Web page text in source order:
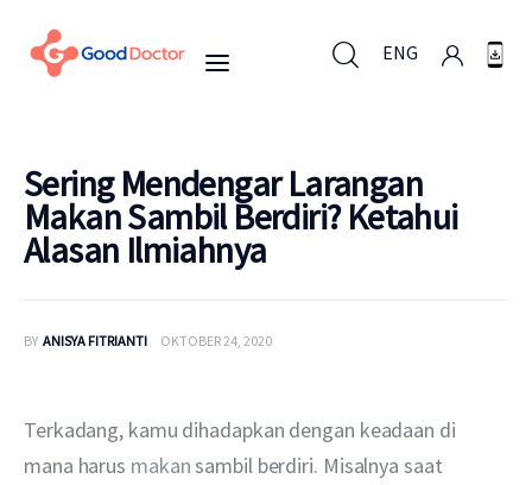
ENG
Untuk Bisnis
Berita
Sering Mendengar Larangan
Makan Sambil Berdiri? Ketahui
Alasan Ilmiahnya
BY ANISYA FITRIANTI OKTOBER 24, 2020
Terkadang, kamu dihadapkan dengan keadaan di
mana harus makan sambil berdiri. Misalnya saat